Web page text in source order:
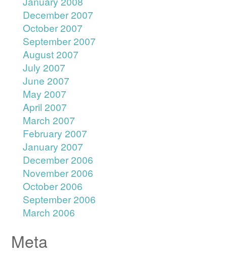
December 2007
October 2007
September 2007
August 2007
July 2007
June 2007
May 2007
April 2007
March 2007
February 2007
January 2007
December 2006
November 2006
October 2006
September 2006
March 2006
Meta